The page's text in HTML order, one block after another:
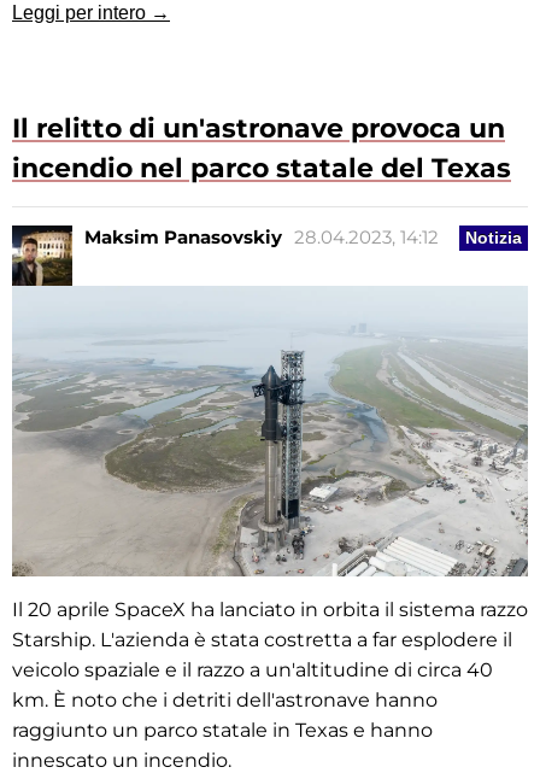
Leggi per intero →
Il relitto di un'astronave provoca un
incendio nel parco statale del Texas
Notizia
Maksim Panasovskiy 28.04.2023, 14:12
Il 20 aprile SpaceX ha lanciato in orbita il sistema razzo
Starship. L'azienda è stata costretta a far esplodere il
veicolo spaziale e il razzo a un'altitudine di circa 40
km. È noto che i detriti dell'astronave hanno
raggiunto un parco statale in Texas e hanno
innescato un incendio.